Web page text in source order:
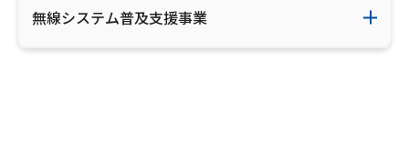
無線システム普及支援事業